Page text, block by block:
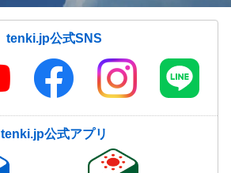
tenki.jp公式SNS
tenki.jp公式アプリ